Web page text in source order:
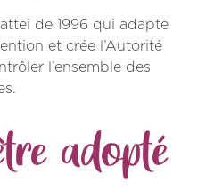
de 1996 qui adapte
et crée l’Autorité
l’ensemble des
adopté